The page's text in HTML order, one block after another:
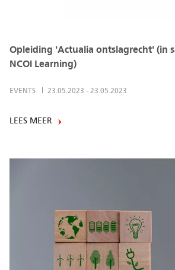
Opleiding 'Actualia ontslagrecht' (in
NCOI Learning)
EVENTS 23.05.2023 - 23.05.2023
LEES MEER